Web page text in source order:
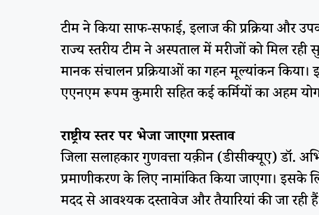
टीम ने किया साफ-सफाई, इलाज की प्रक्रिया और
राज्य स्तरीय टीम ने अस्पताल में मरीजों को मिल
मानक संचालन प्रक्रियाओं का गहन मूल्यांकन किया।
एएनएम रूपम कुमारी सहित कई कर्मियों का अहम
राष्ट्रीय स्तर पर भेजा जाएगा प्रस्ताव
जिला सलाहकार गुणवत्ता यक़ीन (डीसीक्यूए) डॉ.
प्रमाणीकरण के लिए नामांकित किया जाएगा। इसके
मदद से आवश्यक दस्तावेज और तैयारियां की जा रही